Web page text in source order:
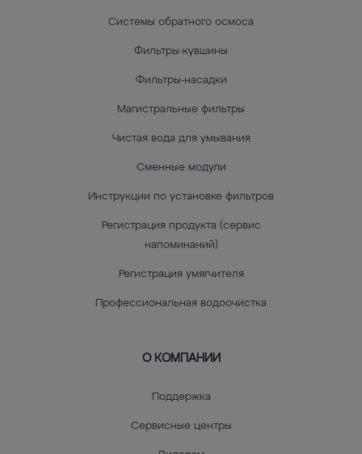
Системы обратного осмоса
Фильтры-кувшины
Фильтры-насадки
Магистральные фильтры
Чистая вода для умывания
Сменные модули
Инструкции по установке фильтров
Регистрация продукта (сервис
напоминаний)
Регистрация умягчителя
Профессиональная водоочистка
О КОМПАНИИ
Поддержка
Сервисные центры